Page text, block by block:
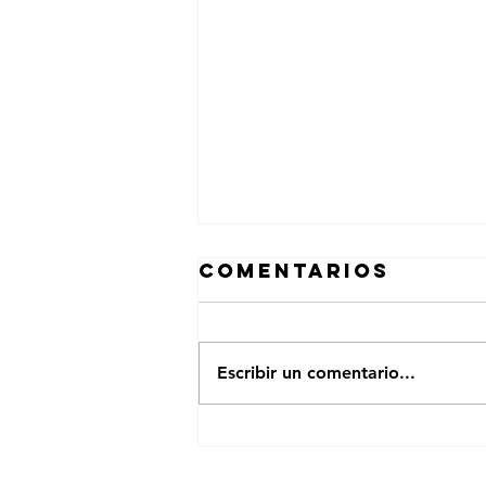
Comentarios
Escribir un comentario...